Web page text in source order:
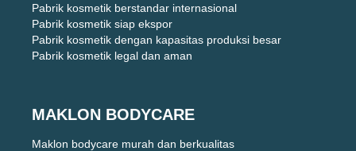
Pabrik kosmetik berstandar internasional
Pabrik kosmetik siap ekspor
Pabrik kosmetik dengan kapasitas produksi besar
Pabrik kosmetik legal dan aman
MAKLON BODYCARE
Maklon bodycare murah dan berkualitas